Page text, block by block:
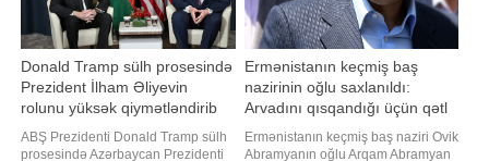
Donald Tramp sülh prosesində
Prezident İlham Əliyevin
rolunu yüksək qiymətləndirib
ABŞ Prezidenti Donald Tramp sülh
prosesində Azərbaycan Prezidenti
Ermənistanın keçmiş baş
nazirinin oğlu saxlanıldı:
Arvadını qısqandığı üçün qətl
sifariş etdi
Ermənistanın keçmiş baş naziri Ovik
Abramyanın oğlu Arqam Abramyan